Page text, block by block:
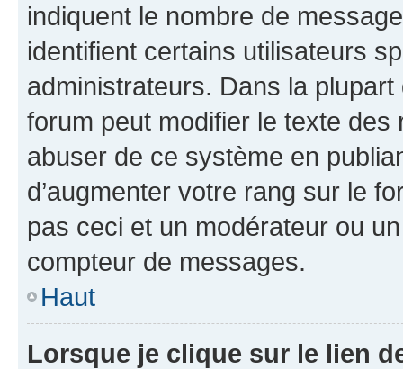
indiquent le nombre de
identifient certains utilisateurs
administrateurs. Dans la
forum peut modifier le texte
abuser de ce système en
d’augmenter votre rang sur le
pas ceci et un modérateur ou
compteur de messages.
Haut
Lorsque je clique sur le lien